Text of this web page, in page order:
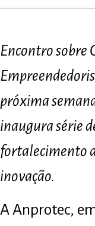
Encontro sobre
próxima
inaugura série
fortalecimento
inovação.
A Anprotec,